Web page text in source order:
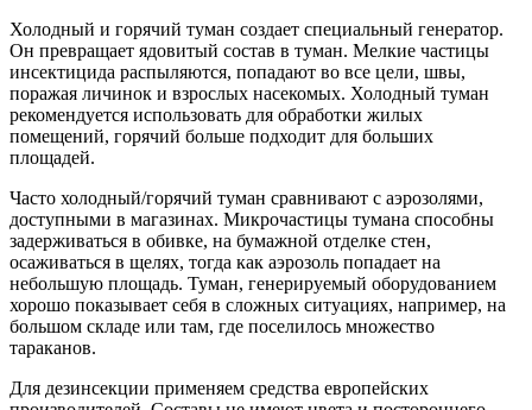
Холодный и горячий туман создает специальный генератор.
Он превращает ядовитый состав в туман. Мелкие частицы
инсектицида распыляются, попадают во все цели, швы,
поражая личинок и взрослых насекомых. Холодный туман
рекомендуется использовать для обработки жилых
помещений, горячий больше подходит для больших
площадей.
Часто холодный/горячий туман сравнивают с аэрозолями,
доступными в магазинах. Микрочастицы тумана способны
задерживаться в обивке, на бумажной отделке стен,
осаживаться в щелях, тогда как аэрозоль попадает на
небольшую площадь. Туман, генерируемый оборудованием
хорошо показывает себя в сложных ситуациях, например, на
большом складе или там, где поселилось множество
тараканов.
Для дезинсекции применяем средства европейских